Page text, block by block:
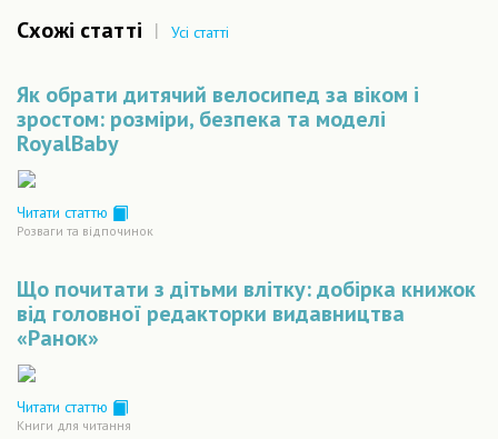
Схожі статті | Усі статті
Як обрати дитячий велосипед за віком і
зростом: розміри, безпека та моделі
RoyalBaby
Читати статтю
Розваги та відпочинок
Що почитати з дітьми влітку: добірка книжок
від головної редакторки видавництва
«Ранок»
Читати статтю
Книги для читання